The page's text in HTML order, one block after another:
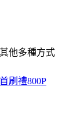
他多種方式
刷禮800P